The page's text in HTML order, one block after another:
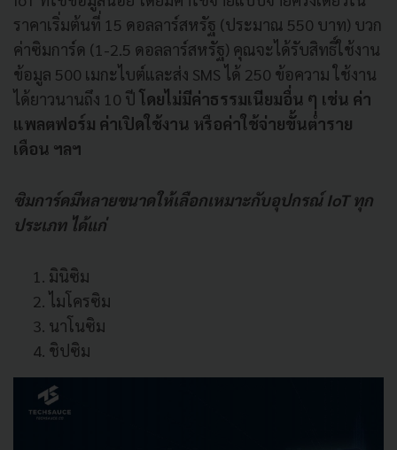
ราคาเริ่มต้นที่ 15 ดอลลาร์สหรัฐ (ประมาณ 550 บาท) บวก
ค่าซิมการ์ด (1-2.5 ดอลลาร์สหรัฐ) คุณจะได้รับสิทธิ์ใช้งาน
ข้อมูล 500 เมกะไบต์และส่ง SMS ได้ 250 ข้อความ ใช้งาน
ได้ยาวนานถึง 10 ปี โดยไม่มีค่าธรรมเนียมอื่น ๆ เช่น ค่า
แพลตฟอร์ม ค่าเปิดใช้งาน หรือค่าใช้จ่ายขั้นต่ำราย
เดือน ฯลฯ
ซิมการ์ดมีหลายขนาดให้เลือกเหมาะกับอุปกรณ์ IoT ทุก
ประเภท ได้แก่
มินิซิม
ไมโครซิม
นาโนซิม
ชิปซิม